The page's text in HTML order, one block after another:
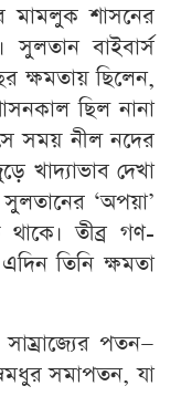
মামলুক শাসনের
বাইবার্স
ক্ষমতায় ছিলেন,
ছিল নানা
সময় নীল নদের
খাদ্যাভাব দেখা
‘অপয়া’
তীব্র গণ-
তিনি ক্ষমতা
পতন—
সমাপতন, যা